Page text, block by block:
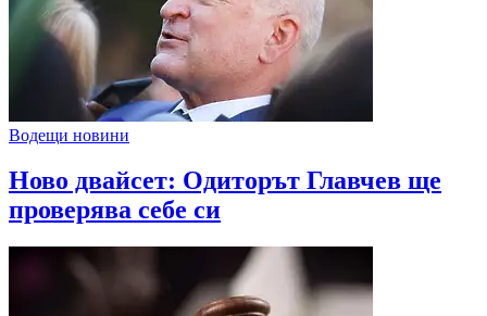
Водещи новини
Ново двайсет: Одиторът Главчев ще
проверява себе си